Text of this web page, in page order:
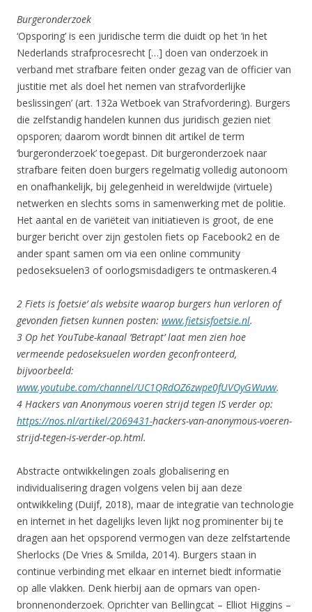
Burgeronderzoek
‘Opsporing’ is een juridische term die duidt op het ‘in het
Nederlands strafprocesrecht […] doen van onderzoek in
verband met strafbare feiten onder gezag van de officier van
justitie met als doel het nemen van strafvorderlijke
beslissingen’ (art. 132a Wetboek van Strafvordering). Burgers
die zelfstandig handelen kunnen dus juridisch gezien niet
opsporen; daarom wordt binnen dit artikel de term
‘burgeronderzoek’ toegepast. Dit burgeronderzoek naar
strafbare feiten doen burgers regelmatig volledig autonoom
en onafhankelijk, bij gelegenheid in wereldwijde (virtuele)
netwerken en slechts soms in samenwerking met de politie.
Het aantal en de variëteit van initiatieven is groot, de ene
burger bericht over zijn gestolen fiets op Facebook2 en de
ander spant samen om via een online community
pedoseksuelen3 of oorlogsmisdadigers te ontmaskeren.4
2 Fiets is foetsie’ als website waarop burgers hun verloren of
gevonden fietsen kunnen posten: www.fietsisfoetsie.nl.
3 Op het YouTube-kanaal ‘Betrapt’ laat men zien hoe
vermeende pedoseksuelen worden geconfronteerd,
bijvoorbeeld:
www.youtube.com/channel/UC1QRdOZ6zwpe0fUVOyGWuvw.
4 Hackers van Anonymous voeren strijd tegen IS verder op:
https://nos.nl/artikel/2069431-hackers-van-anonymous-voeren-
strijd-tegen-is-verder-op.html.
Abstracte ontwikkelingen zoals globalisering en
individualisering dragen volgens velen bij aan deze
ontwikkeling (Duijf, 2018), maar de integratie van technologie
en internet in het dagelijks leven lijkt nog prominenter bij te
dragen aan het opsporend vermogen van deze zelfstartende
Sherlocks (De Vries & Smilda, 2014). Burgers staan in
continue verbinding met elkaar en internet biedt informatie
op alle vlakken. Denk hierbij aan de opmars van open-
bronnenonderzoek. Oprichter van Bellingcat – Elliot Higgins –